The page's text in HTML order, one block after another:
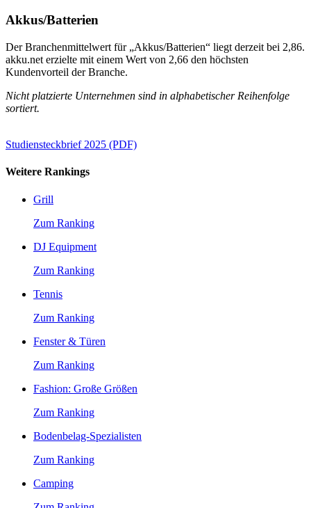
Akkus/Batterien
Der Branchenmittelwert für „Akkus/Batterien“ liegt derzeit bei 2,86.
akku.net erzielte mit einem Wert von 2,66 den höchsten
Kundenvorteil der Branche.
Nicht platzierte Unternehmen sind in alphabetischer Reihenfolge
sortiert.
Studiensteckbrief 2025 (PDF)
Weitere Rankings
Grill
Zum Ranking
DJ Equipment
Zum Ranking
Tennis
Zum Ranking
Fenster & Türen
Zum Ranking
Fashion: Große Größen
Zum Ranking
Bodenbelag-Spezialisten
Zum Ranking
Camping